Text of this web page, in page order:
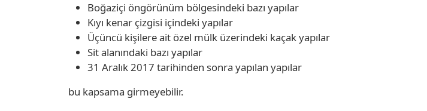
Boğaziçi öngörünüm bölgesindeki bazı yapılar
Kıyı kenar çizgisi içindeki yapılar
Üçüncü kişilere ait özel mülk üzerindeki kaçak yapılar
Sit alanındaki bazı yapılar
31 Aralık 2017 tarihinden sonra yapılan yapılar
bu kapsama girmeyebilir.